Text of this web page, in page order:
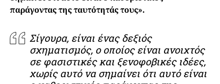
παράγοντας της ταυτότητάς τους».
Σίγουρα, είναι ένας δεξιός
σχηματισμός, ο οποίος είναι ανοιχτός
σε φασιστικές και ξενοφοβικές ιδέες,
χωρίς αυτό να σημαίνει ότι αυτό είναι